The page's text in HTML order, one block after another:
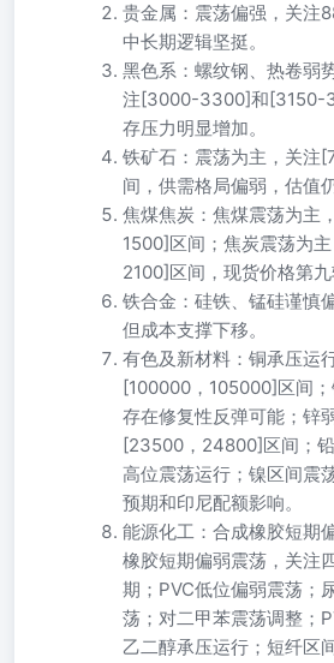
贵金属：震荡偏强，关注
中长期逻辑坚挺。
黑色系：螺纹钢、热卷弱
注[3000-3300]和[3150-
存压力明显增加。
铁矿石：震荡为主，关注
间，供需格局偏弱，估值
焦煤焦炭：焦煤震荡为主
1500]区间；焦炭震荡为
2100]区间，现货价格第九
铁合金：硅铁、锰硅谨慎
但成本支撑下移。
有色及新材料：铜承压运
[100000，105000]区间；
存在修复性反弹可能；锌
[23500，24800]区间；
高位震荡运行；镍区间震
预期和印尼配额影响。
能源化工：合成橡胶短期
橡胶短期偏弱震荡，关注
期；PVC低位偏弱震荡；
荡；对二甲苯震荡调整；
乙二醇承压运行；短纤区